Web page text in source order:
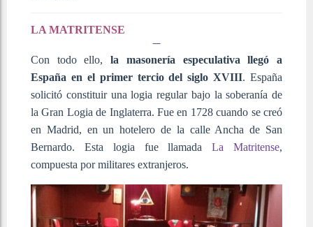
LA MATRITENSE
Con todo ello, la masonería especulativa llegó a
España en el primer tercio del siglo XVIII. España
solicitó constituir una logia regular bajo la soberanía de
la Gran Logia de Inglaterra. Fue en 1728 cuando se creó
en Madrid, en un hotelero de la calle Ancha de San
Bernardo. Esta logia fue llamadaLa Matritense,
compuesta por militares extranjeros.